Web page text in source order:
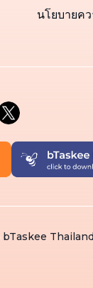
นโยบายค
bTaskee